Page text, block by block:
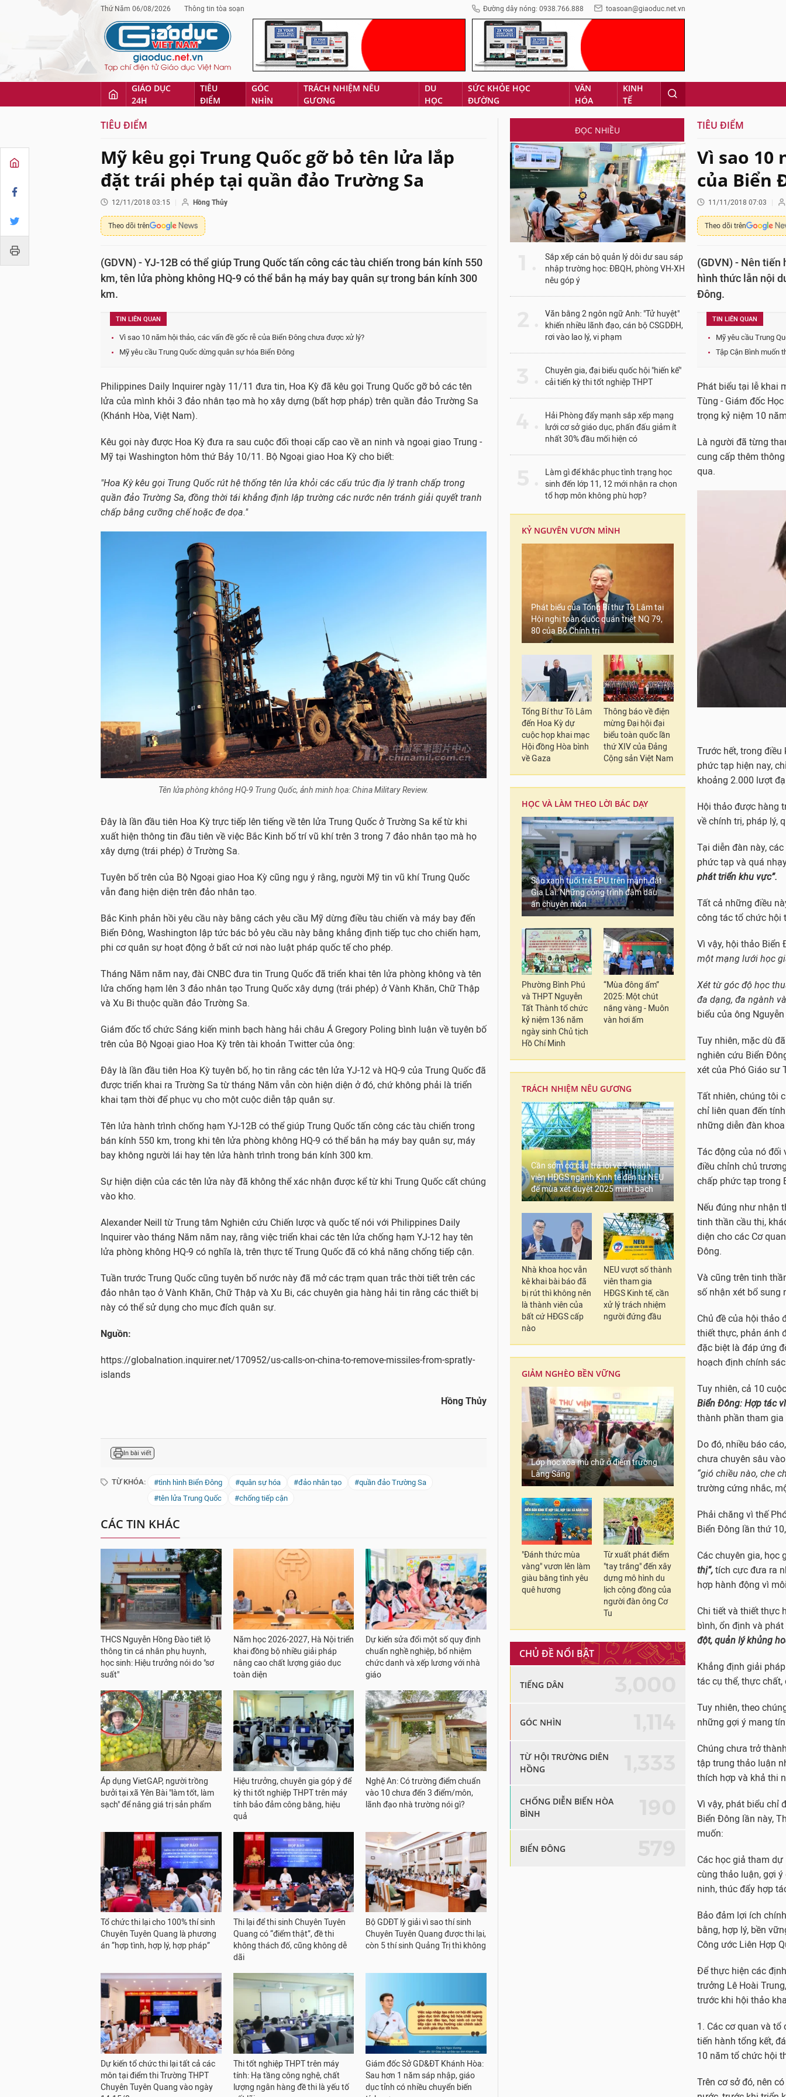
Thứ Năm 06/08/2026 Thông tin tòa soạn Đường dây nóng: 0938.766.888 toasoan@giaoduc.net.vn
GIÁO DỤC
24H
TIÊU
ĐIỂM
GÓC
NHÌN
TRÁCH NHIỆM NÊU
GƯƠNG
DU
HỌC
SỨC KHỎE HỌC
ĐƯỜNG
VĂN
HÓA
KINH
TẾ
TIÊU ĐIỂM
Mỹ kêu gọi Trung Quốc gỡ bỏ tên lửa lắp
đặt trái phép tại quần đảo Trường Sa
12/11/2018 03:15 Hồng Thủy
Theo dõi trên
(GDVN) - YJ-12B có thể giúp Trung Quốc tấn công các tàu chiến trong bán kính 550
km, tên lửa phòng không HQ-9 có thể bắn hạ máy bay quân sự trong bán kính 300
km.
TIN LIÊN QUAN
Vì sao 10 năm hội thảo, các vấn đề gốc rễ của Biển Đông chưa được xử lý?
Mỹ yêu cầu Trung Quốc dừng quân sự hóa Biển Đông
Philippines Daily Inquirer ngày 11/11 đưa tin, Hoa Kỳ đã kêu gọi Trung Quốc gỡ bỏ các tên
lửa của mình khỏi 3 đảo nhân tạo mà họ xây dựng (bất hợp pháp) trên quần đảo Trường Sa
(Khánh Hòa, Việt Nam).
Kêu gọi này được Hoa Kỳ đưa ra sau cuộc đối thoại cấp cao về an ninh và ngoại giao Trung -
Mỹ tại Washington hôm thứ Bảy 10/11. Bộ Ngoại giao Hoa Kỳ cho biết:
"Hoa Kỳ kêu gọi Trung Quốc rút hệ thống tên lửa khỏi các cấu trúc địa lý tranh chấp trong
quần đảo Trường Sa, đồng thời tái khẳng định lập trường các nước nên tránh giải quyết tranh
chấp bằng cưỡng chế hoặc đe dọa."
Tên lửa phòng không HQ-9 Trung Quốc, ảnh minh họa: China Military Review.
Đây là lần đầu tiên Hoa Kỳ trực tiếp lên tiếng về tên lửa Trung Quốc ở Trường Sa kể từ khi
xuất hiện thông tin đầu tiên về việc Bắc Kinh bố trí vũ khí trên 3 trong 7 đảo nhân tạo mà họ
xây dựng (trái phép) ở Trường Sa.
Tuyên bố trên của Bộ Ngoại giao Hoa Kỳ cũng ngụ ý rằng, người Mỹ tin vũ khí Trung Quốc
vẫn đang hiện diện trên đảo nhân tạo.
Bắc Kinh phản hồi yêu cầu này bằng cách yêu cầu Mỹ dừng điều tàu chiến và máy bay đến
Biển Đông, Washington lập tức bác bỏ yêu cầu này bằng khẳng định tiếp tục cho chiến hạm,
phi cơ quân sự hoạt động ở bất cứ nơi nào luật pháp quốc tế cho phép.
Tháng Năm năm nay, đài CNBC đưa tin Trung Quốc đã triển khai tên lửa phòng không và tên
lửa chống hạm lên 3 đảo nhân tạo Trung Quốc xây dựng (trái phép) ở Vành Khăn, Chữ Thập
và Xu Bi thuộc quần đảo Trường Sa.
Giám đốc tổ chức Sáng kiến minh bạch hàng hải châu Á Gregory Poling bình luận về tuyên bố
trên của Bộ Ngoại giao Hoa Kỳ trên tài khoản Twitter của ông:
Đây là lần đầu tiên Hoa Kỳ tuyên bố, họ tin rằng các tên lửa YJ-12 và HQ-9 của Trung Quốc đã
được triển khai ra Trường Sa từ tháng Năm vẫn còn hiện diện ở đó, chứ không phải là triển
khai tạm thời để phục vụ cho một cuộc diễn tập quân sự.
Tên lửa hành trình chống hạm YJ-12B có thể giúp Trung Quốc tấn công các tàu chiến trong
bán kính 550 km, trong khi tên lửa phòng không HQ-9 có thể bắn hạ máy bay quân sự, máy
bay không người lái hay tên lửa hành trình trong bán kính 300 km.
Sự hiện diện của các tên lửa này đã không thể xác nhận được kể từ khi Trung Quốc cất chúng
vào kho.
Alexander Neill từ Trung tâm Nghiên cứu Chiến lược và quốc tế nói với Philippines Daily
Inquirer vào tháng Năm năm nay, rằng việc triển khai các tên lửa chống hạm YJ-12 hay tên
lửa phòng không HQ-9 có nghĩa là, trên thực tế Trung Quốc đã có khả năng chống tiếp cận.
Tuần trước Trung Quốc cũng tuyên bố nước này đã mở các trạm quan trắc thời tiết trên các
đảo nhân tạo ở Vành Khăn, Chữ Thập và Xu Bi, các chuyên gia hàng hải tin rằng các thiết bị
này có thể sử dụng cho mục đích quân sự.
Nguồn:
https://globalnation.inquirer.net/170952/us-calls-on-china-to-remove-missiles-from-spratly-
islands
Hồng Thủy
In bài viết
TỪ KHÓA: #tình hình Biển Đông #quân sự hóa #đảo nhân tạo
#quần đảo Trường Sa
#tên lửa Trung Quốc
#chống tiếp cận
CÁC TIN KHÁC
THCS Nguyễn Hồng Đào tiết lộ
thông tin cá nhân phụ huynh,
học sinh: Hiệu trưởng nói do "sơ
suất"
Năm học 2026-2027, Hà Nội triển
khai đồng bộ nhiều giải pháp
nâng cao chất lượng giáo dục
toàn diện
Dự kiến sửa đổi một số quy định
chuẩn nghề nghiệp, bổ nhiệm
chức danh và xếp lương với nhà
giáo
Áp dụng VietGAP, người trồng
bưởi tại xã Yên Bài "làm tốt, làm
sạch" để nâng giá trị sản phẩm
Hiệu trưởng, chuyên gia góp ý để
kỳ thi tốt nghiệp THPT trên máy
tính bảo đảm công bằng, hiệu
quả
Nghệ An: Có trường điểm chuẩn
vào 10 chưa đến 3 điểm/môn,
lãnh đạo nhà trường nói gì?
Tổ chức thi lại cho 100% thí sinh
Chuyên Tuyên Quang là phương
án “hợp tình, hợp lý, hợp pháp”
Thi lại để thi sinh Chuyên Tuyên
Quang có “điểm thật”, đề thi
không thách đố, cũng không dễ
dãi
Bộ GDĐT lý giải vì sao thí sinh
Chuyên Tuyên Quang được thi lại,
còn 5 thí sinh Quảng Trị thì không
Dự kiến tổ chức thi lại tất cả các
môn tại điểm thi Trường THPT
Chuyên Tuyên Quang vào ngày
Thi tốt nghiệp THPT trên máy
tính: Hạ tầng công nghệ, chất
lượng ngân hàng đề thi là yếu tố
Giám đốc Sở GD&ĐT Khánh Hòa:
Sau hơn 1 năm sáp nhập, giáo
dục tỉnh có nhiều chuyển biến
ĐỌC NHIỀU
Sắp xếp cán bộ quản lý dôi dư sau sáp
nhập trường học: ĐBQH, phòng VH-XH
nêu góp ý
Văn bằng 2 ngôn ngữ Anh: "Tử huyệt"
khiến nhiều lãnh đạo, cán bộ CSGDĐH,
rơi vào lao lý, vi phạm
Chuyên gia, đại biểu quốc hội "hiến kế"
cải tiến kỳ thi tốt nghiệp THPT
Hải Phòng đẩy mạnh sắp xếp mạng
lưới cơ sở giáo dục, phấn đấu giảm ít
nhất 30% đầu mối hiện có
Làm gì để khắc phục tình trạng học
sinh đến lớp 11, 12 mới nhận ra chọn
tổ hợp môn không phù hợp?
KỶ NGUYÊN VƯƠN MÌNH
Phát biểu của Tổng Bí thư Tô Lâm tại
Hội nghị toàn quốc quán triệt NQ 79,
80 của Bộ Chính trị
Tổng Bí thư Tô Lâm
đến Hoa Kỳ dự
cuộc họp khai mạc
Hội đồng Hòa bình
về Gaza
Thông báo về điện
mừng Đại hội đại
biểu toàn quốc lần
thứ XIV của Đảng
Cộng sản Việt Nam
HỌC VÀ LÀM THEO LỜI BÁC DẠY
Sắc xanh tuổi trẻ EPU trên mảnh đất
Gia Lai: Những công trình đậm dấu
ấn chuyên môn
Phường Bình Phú
và THPT Nguyễn
Tất Thành tổ chức
kỷ niệm 136 năm
ngày sinh Chủ tịch
Hồ Chí Minh
“Mùa đông ấm”
2025: Một chút
nắng vàng - Muôn
vàn hơi ấm
TRÁCH NHIỆM NÊU GƯƠNG
Cần sớm có câu trả lời về 2 thành
viên HĐGS ngành Kinh tế đến từ NEU
để mùa xét duyệt 2025 minh bạch
Nhà khoa học vẫn
kê khai bài báo đã
bị rút thì không nên
là thành viên của
bất cứ HĐGS cấp
nào
NEU vượt số thành
viên tham gia
HĐGS Kinh tế, cần
xử lý trách nhiệm
người đứng đầu
GIẢM NGHÈO BỀN VỮNG
Lớp học xóa mù chữ ở điểm trường
Làng Sáng
"Đánh thức mùa
vàng" vươn lên làm
giàu bằng tình yêu
quê hương
Từ xuất phát điểm
"tay trắng" đến xây
dựng mô hình du
lịch cộng đồng của
người đàn ông Cơ
Tu
CHỦ ĐỀ NỔI BẬT
TIẾNG DÂN
GÓC NHÌN
TỪ HỘI TRƯỜNG DIÊN
HỒNG
CHỐNG DIỄN BIẾN HÒA
BÌNH
BIỂN ĐÔNG
TIÊU ĐIỂM
Vì sao 10
của Biển
11/11/2018 07:03
Theo dõi trên
(GDVN) - Nên
hình thức lẫn nội
Đông.
TIN LIÊN QUAN
Mỹ yêu cầu Trung
Tập Cận Bình muốn
Phát biểu tại lễ khai
Tùng - Giám đốc
trọng kỷ niệm 10
Là người đã từng
cung cấp thêm
qua.
Trước hết, trong
phức tạp hiện nay,
khoảng 2.000 lượt
Hội thảo được hàng
về chính trị, pháp lý,
Tại diễn đàn này,
phức tạp và quá
phát triển khu vực”.
Tất cả những điều
công tác tổ chức hội
Vì vậy, hội thảo Biển
một mạng lưới học
Xét từ góc độ học
đa dạng, đa ngành
biểu của ông
Tuy nhiên, mặc dù
nghiên cứu Biển
xét của Phó Giáo sư
Tất nhiên, chúng tôi
chỉ liên quan đến
những diễn đàn
Tác động của nó đối
điều chỉnh chủ
chấp phức tạp trong
Nếu đúng như nhận
tinh thần cầu thị,
diện cho các Cơ
Đông.
Và cũng trên tinh
số nhận xét bổ sung
Chủ đề của hội thảo
thiết thực, phản ánh
đặc biệt là đáp ứng
hoạch định chính
Tuy nhiên, cả 10
Biển Đông: Hợp tác
thành phần tham gia
Do đó, nhiều báo
chưa chuyên sâu
“gió chiều nào, che
trường cứng nhắc,
Phải chăng vì thế
Biển Đông lần thứ
Các chuyên gia,
thị”, tích cực đưa ra
hợp hành động vì
Chi tiết và thiết thực
bình, ổn định và
đột, quản lý khủng
Khẳng định giải
tác cụ thể, thực
Tuy nhiên, theo
những gợi ý mang
Chúng chưa trở
tập trung thảo luận
thích hợp và khả thi
Vì vậy, phát biểu chỉ
Biển Đông lần này,
muốn:
Các học giả tham
cùng thảo luận, gợi
ninh, thúc đẩy hợp
Bảo đảm lợi ích
bằng, hợp lý, bền
Công ước Liên Hợp
Để thực hiện các
trưởng Lê Hoài
trước khi hội thảo
1. Các cơ quan và
tiến hành tổng kết,
10 năm tổ chức hội
Trên cơ sở đó, nên